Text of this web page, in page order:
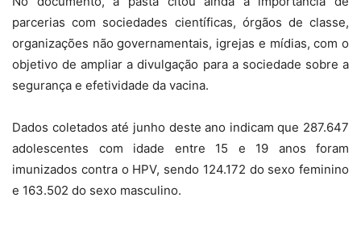
parcerias com sociedades científicas, órgãos de classe,
organizações não governamentais, igrejas e mídias, com o
objetivo de ampliar a divulgação para a sociedade sobre a
segurança e efetividade da vacina.
Dados coletados até junho deste ano indicam que 287.647
adolescentes com idade entre 15 e 19 anos foram
imunizados contra o HPV, sendo 124.172 do sexo feminino
e 163.502 do sexo masculino.